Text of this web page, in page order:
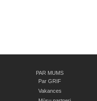
PAR MUMS
Par GRIF
Vakances